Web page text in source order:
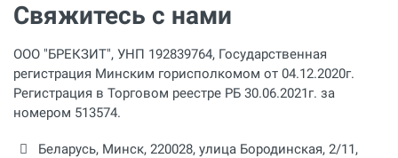
Свяжитесь с нами
ООО "БРЕКЗИТ", УНП 192839764, Государственная
регистрация Минским горисполкомом от 04.12.2020г.
Регистрация в Торговом реестре РБ 30.06.2021г. за
номером 513574.
Беларусь, Минск, 220028, улица Бородинская, 2/11,